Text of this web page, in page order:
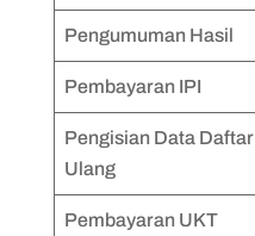
Pengumuman Hasil
Pembayaran IPI
Pengisian Data Daftar
Ulang
Pembayaran UKT